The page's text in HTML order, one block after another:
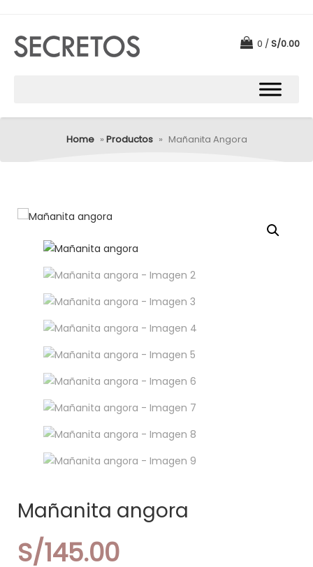
0 S/0.00
Home » Productos » Mañanita Angora
Mañanita angora
S/145.00